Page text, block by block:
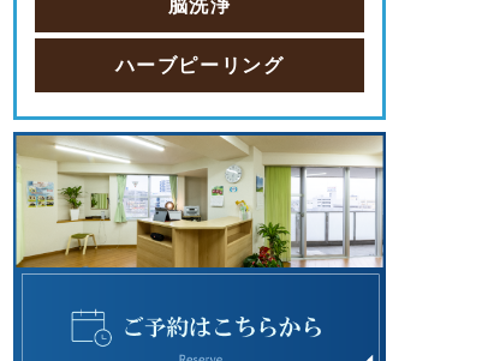
脳洗浄
ハーブピーリング